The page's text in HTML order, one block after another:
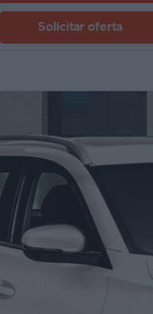
Solicitar oferta